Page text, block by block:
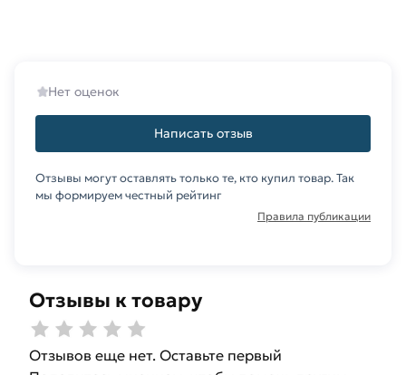
товарa в течение 14 дней (наличие чека
Отзывы к товару
Отзывов еще нет. Оставьте первый
Нет оценок
Написать отзыв
Отзывы могут оставлять только те, кто купил товар. Так
мы формируем честный рейтинг
Правила публикации